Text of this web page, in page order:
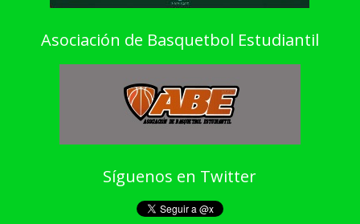
Asociación de Basquetbol Estudiantil
Síguenos en Twitter